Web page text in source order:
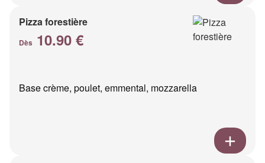
Pizza forestière
Dès 10.90 €
Base crème, poulet, emmental, mozzarella